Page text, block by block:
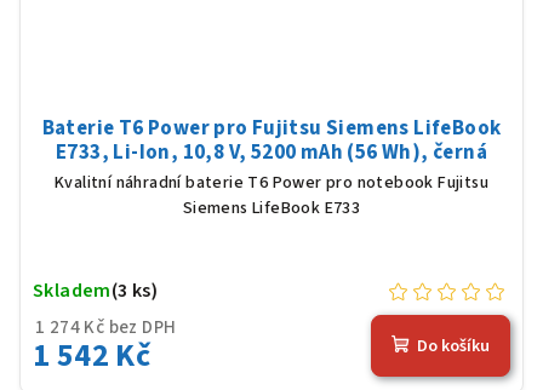
Baterie T6 Power pro Fujitsu Siemens LifeBook
E733, Li-Ion, 10,8 V, 5200 mAh (56 Wh), černá
Kvalitní náhradní baterie T6 Power pro notebook Fujitsu
Siemens LifeBook E733
1 274 Kč bez DPH
1 542 Kč
Skladem(3 ks)
Do košíku